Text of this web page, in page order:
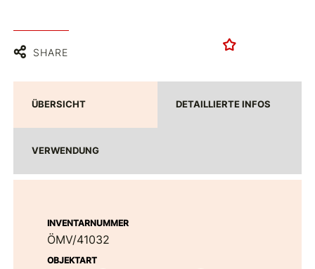
SHARE
ÜBERSICHT DETAILLIERTE INFOS
VERWENDUNG
INVENTARNUMMER
ÖMV/41032
OBJEKTART